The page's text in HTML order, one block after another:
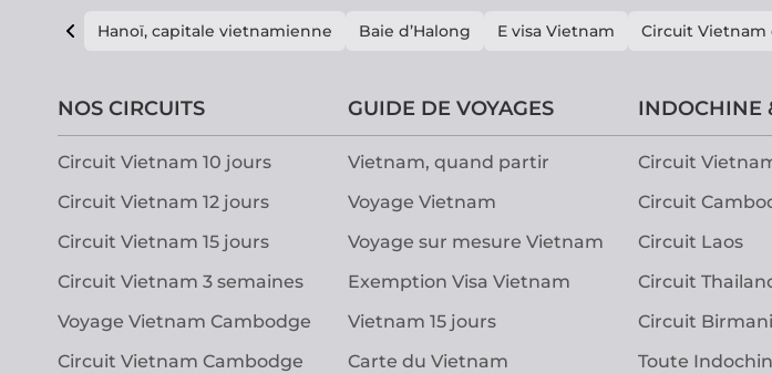
Hanoï, capitale vietnamienne Baie d’Halong E visa Vietnam Circuit Vietnam
NOS CIRCUITS
Circuit Vietnam 10 jours
Circuit Vietnam 12 jours
Circuit Vietnam 15 jours
Circuit Vietnam 3 semaines
Voyage Vietnam Cambodge
Circuit Vietnam Cambodge
GUIDE DE VOYAGES
Vietnam, quand partir
Voyage Vietnam
Voyage sur mesure Vietnam
Exemption Visa Vietnam
Vietnam 15 jours
Carte du Vietnam
INDOCHINE
Circuit
Circuit
Circuit Laos
Circuit
Circuit
Toute